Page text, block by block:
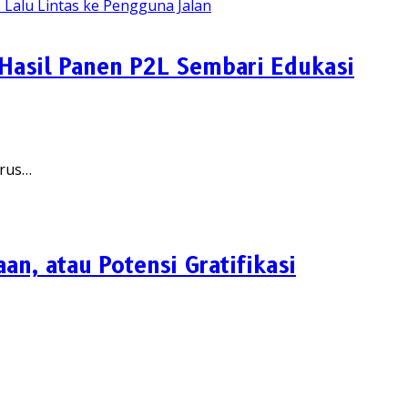
Panen P2L Sembari Edukasi
atau Potensi Gratifikasi